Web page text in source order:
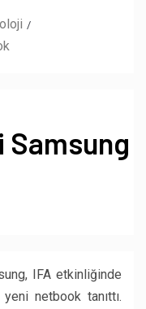
Samsung
IFA etkinliğinde
netbook tanıttı.